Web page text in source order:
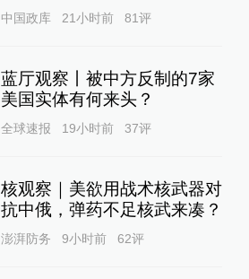
中国政库 21小时前 81评
蓝厅观察丨被中方反制的7家
美国实体有何来头？
全球速报 19小时前 37评
核观察｜美欲用战术核武器对
抗中俄，弹药不足核武来凑？
澎湃防务 9小时前 62评